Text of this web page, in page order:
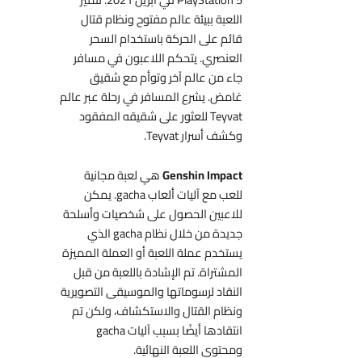
اللعبة ببيئة عالم مفتوح ونظام قتال
قائم على الحركة باستخدام السحر
العنصري. يتحكم اللاعبون في مسافر
جاء من عالم آخر وتوأم مع شقيق
غامض. يشرع المسافر في رحلة عبر عالم
Teyvat للعثور على شقيقه المفقود
وكشف أسرار Teyvat.
Genshin Impactهي لعبة مجانية
للعب مع آليات ألعاب gacha. يمكن
للاعبين الحصول على شخصيات وأسلحة
جديدة من خلال نظام gacha الذي
يستخدم عملة اللعبة أو العملة المميزة
المشتراة. تم الإشادة باللعبة من قبل
النقاد لرسوماتها والموسيقى التصويرية
ونظام القتال والاستكشاف، ولكن تم
انتقادها أيضًا بسبب آليات gacha
ومحتوى اللعبة النهائية.